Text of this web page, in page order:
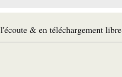
& en téléchargement